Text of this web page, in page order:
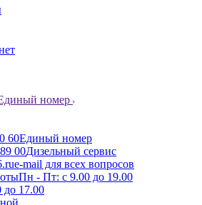
номер
60Единый номер
00Дизельный сервис
e-mail для всех вопросов
Пн - Пт: с 9.00 до 19.00
до 17.00